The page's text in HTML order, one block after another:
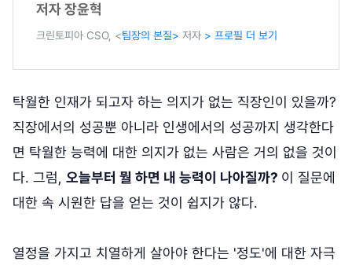
저자 장윤혁
크린토피아 CSO, <팀장의 본질> 저자 > 프로필 더 보기
탁월한 인재가 되고자 하는 의지가 없는 직장인이 있을까?
직장에서의 성공뿐 아니라 인생에서의 성공까지 생각한다
면 탁월한 능력에 대한 의지가 없는 사람은 거의 없을 것이
다. 그럼, 오늘부터 뭘 하면 내 능력이 나아질까? 이 질문에
대한 속 시원한 답을 얻는 것이 쉽지가 않다.
열정을 가지고 치열하게 살아야 한다는 '정도'에 대한 자극